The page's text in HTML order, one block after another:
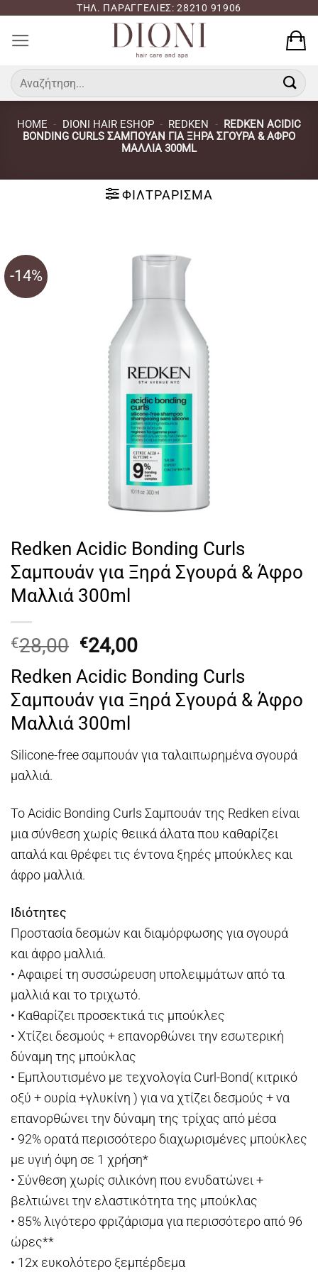
περιεχόμενο
ΤΗΛ. ΠΑΡΑΓΓΕΛΙΕΣ: 28210 91906
Αναζήτηση
για:
HOME - DIONI HAIR ESHOP - REDKEN - REDKEN ACIDIC
BONDING CURLS ΣΑΜΠΟΥΆΝ ΓΙΑ ΞΗΡΆ ΣΓΟΥΡΆ & ΆΦΡΟ
ΜΑΛΛΙΆ 300ML
ΦΙΛΤΡΆΡΙΣΜΑ
-14%
Redken Acidic Bonding Curls
Σαμπουάν για Ξηρά Σγουρά & Άφρο
Μαλλιά 300ml
€28,00 Original
price
was:
€28,00.
€24,00Η
τρέχουσα
τιμή
είναι:
Redken Acidic Bonding Curls
Σαμπουάν για Ξηρά Σγουρά & Άφρο
Μαλλιά 300ml
Silicone-free σαμπουάν για ταλαιπωρημένα σγουρά
μαλλιά.
Το Acidic Bonding Curls Σαμπουάν της Redken είναι
μια σύνθεση χωρίς θειικά άλατα που καθαρίζει
απαλά και θρέφει τις έντονα ξηρές μπούκλες και
άφρο μαλλιά.
Ιδιότητες
Προστασία δεσμών και διαμόρφωσης για σγουρά
και άφρο μαλλιά.
• Αφαιρεί τη συσσώρευση υπολειμμάτων από τα
μαλλιά και το τριχωτό.
• Καθαρίζει προσεκτικά τις μπούκλες
• Χτίζει δεσμούς + επανορθώνει την εσωτερική
δύναμη της μπούκλας
• Εμπλουτισμένο με τεχνολογία Curl-Bond( κιτρικό
οξύ + ουρία +γλυκίνη ) για να χτίζει δεσμούς + να
επανορθώνει την δύναμη της τρίχας από μέσα
• 92% ορατά περισσότερο διαχωρισμένες μπούκλες
με υγιή όψη σε 1 χρήση*
• Σύνθεση χωρίς σιλικόνη που ενυδατώνει +
βελτιώνει την ελαστικότητα της μπούκλας
• 85% λιγότερο φριζάρισμα για περισσότερο από 96
ώρες**
• 12x ευκολότερο ξεμπέρδεμα